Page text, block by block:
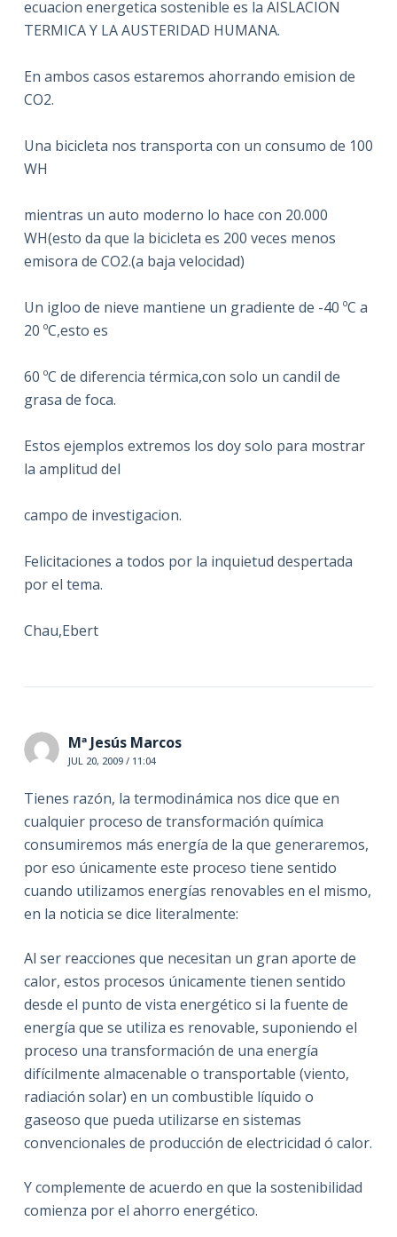
ecuacion energetica sostenible es la AISLACION
TERMICA Y LA AUSTERIDAD HUMANA.
En ambos casos estaremos ahorrando emision de
CO2.
Una bicicleta nos transporta con un consumo de 100
WH
mientras un auto moderno lo hace con 20.000
WH(esto da que la bicicleta es 200 veces menos
emisora de CO2.(a baja velocidad)
Un igloo de nieve mantiene un gradiente de -40 ºC a
20 ºC,esto es
60 ºC de diferencia térmica,con solo un candil de
grasa de foca.
Estos ejemplos extremos los doy solo para mostrar
la amplitud del
campo de investigacion.
Felicitaciones a todos por la inquietud despertada
por el tema.
Chau,Ebert
Mª Jesús Marcos
JUL 20, 2009 / 11:04
Tienes razón, la termodinámica nos dice que en
cualquier proceso de transformación química
consumiremos más energía de la que generaremos,
por eso únicamente este proceso tiene sentido
cuando utilizamos energías renovables en el mismo,
en la noticia se dice literalmente:
Al ser reacciones que necesitan un gran aporte de
calor, estos procesos únicamente tienen sentido
desde el punto de vista energético si la fuente de
energía que se utiliza es renovable, suponiendo el
proceso una transformación de una energía
difícilmente almacenable o transportable (viento,
radiación solar) en un combustible líquido o
gaseoso que pueda utilizarse en sistemas
convencionales de producción de electricidad ó calor.
Y complemente de acuerdo en que la sostenibilidad
comienza por el ahorro energético.